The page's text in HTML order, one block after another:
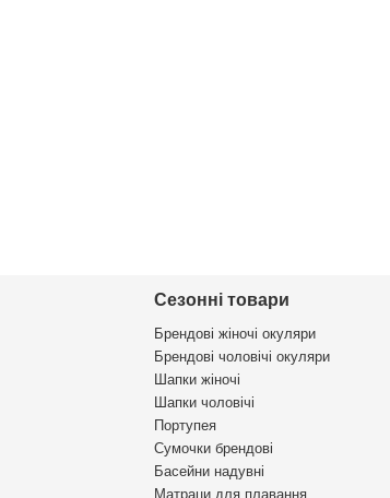
Сезонні товари
Брендові жіночі окуляри
Брендові чоловічі окуляри
Шапки жіночі
Шапки чоловічі
Портупея
Сумочки брендові
Басейни надувні
Матраци для плавання